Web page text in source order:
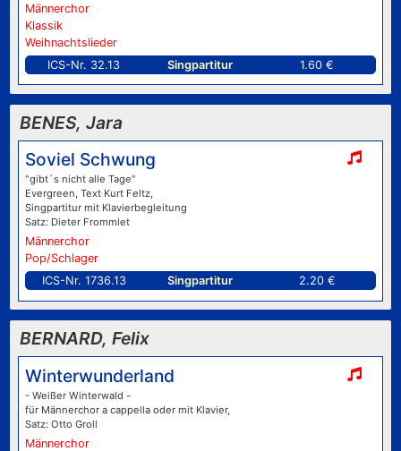
Männerchor
Klassik
Weihnachtslieder
ICS-Nr. 32.13
Singpartitur 1.60 €
BENES, Jara
Soviel Schwung
"gibt´s nicht alle Tage"
Evergreen, Text Kurt Feltz,
Singpartitur mit Klavierbegleitung
Satz: Dieter Frommlet
Männerchor
Pop/Schlager
ICS-Nr. 1736.13
Singpartitur 2.20 €
BERNARD, Felix
Winterwunderland
- Weißer Winterwald -
für Männerchor a cappella oder mit Klavier,
Satz: Otto Groll
Männerchor